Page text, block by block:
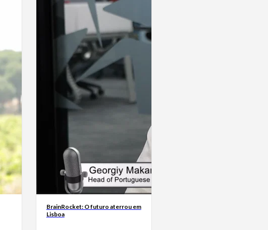
BrainRocket: O futuro aterrou em
Lisboa